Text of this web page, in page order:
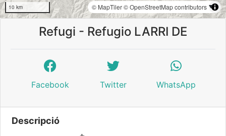
10 km © MapTiler© OpenStreetMap contributors
Refugi - Refugio LARRI DE
Facebook Twitter WhatsApp
Descripció